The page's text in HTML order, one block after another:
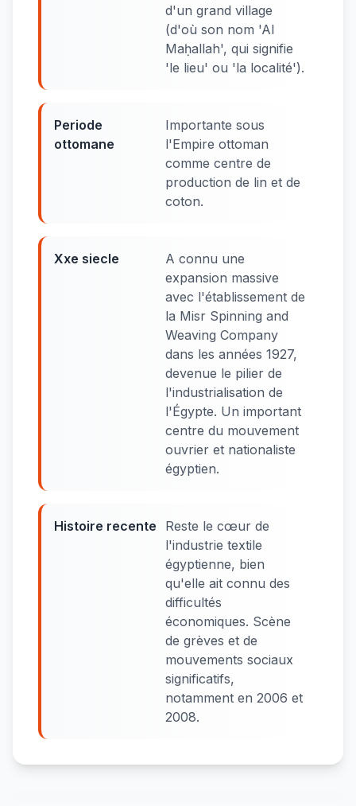
d'un grand village
(d'où son nom 'Al
Maḥallah', qui signifie
'le lieu' ou 'la localité').
Periode
ottomane
Importante sous
l'Empire ottoman
comme centre de
production de lin et de
coton.
Xxe siecle
A connu une
expansion massive
avec l'établissement de
la Misr Spinning and
Weaving Company
dans les années 1927,
devenue le pilier de
l'industrialisation de
l'Égypte. Un important
centre du mouvement
ouvrier et nationaliste
égyptien.
Histoire recente
Reste le cœur de
l'industrie textile
égyptienne, bien
qu'elle ait connu des
difficultés
économiques. Scène
de grèves et de
mouvements sociaux
significatifs,
notamment en 2006 et
2008.